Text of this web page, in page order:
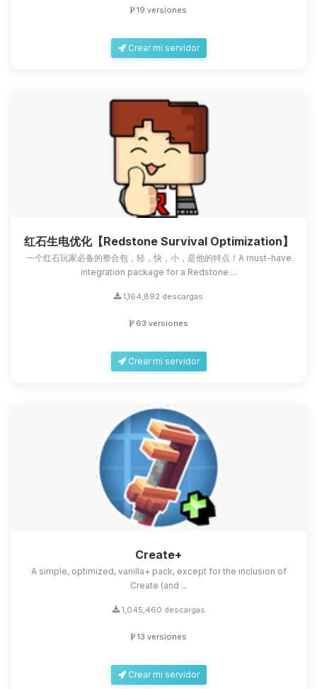
19 versiones
Crear mi servidor
红石生电优化【Redstone Survival Optimization】
一个红石玩家必备的整合包，轻，快，小，是他的特点！A must-have
integration package for a Redstone ...
1,164,892 descargas
63 versiones
Crear mi servidor
Create+
A simple, optimized, vanilla+ pack, except for the inclusion of
Create (and ...
1,045,460 descargas
13 versiones
Crear mi servidor